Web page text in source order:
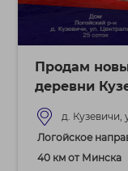
Продам
деревни
д. Кузевичи,
Логойское
40 км от Минска